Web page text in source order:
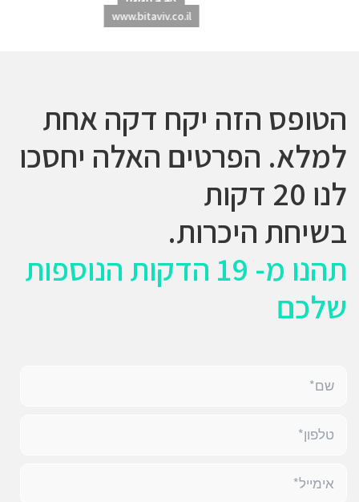
זוכים לכניסות רבות לאתר. והכי
ויחס אישי. אני ממליץ בחום על
שירותי בניה וקידום של חברת Seo-
www.bitaviv.co.il
הטופס הזה יקח דקה אחת
למלא. הפרטים האלה יחסכו
לנו 20 דקות
בשיחת היכרות.
תהנו מ- 19 הדקות הנוספות
שלכם